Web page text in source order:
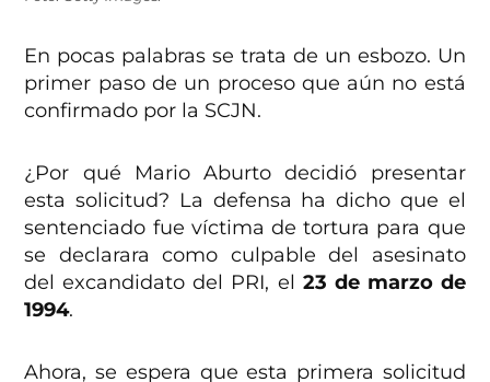
En pocas palabras se trata de un esbozo. Un
primer paso de un proceso que aún no está
confirmado por la SCJN.
¿Por qué Mario Aburto decidió presentar
esta solicitud? La defensa ha dicho que el
sentenciado fue víctima de tortura para que
se declarara como culpable del asesinato
del excandidato del PRI, el 23 de marzo de
1994.
Ahora, se espera que esta primera solicitud